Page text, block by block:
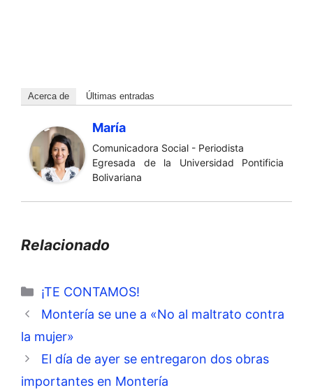
Acerca de Últimas entradas
María
Comunicadora Social - Periodista
Egresada de la Universidad Pontificia
Bolivariana
Relacionado
Categorías
¡TE CONTAMOS!
Montería se une a «No al maltrato contra
la mujer»
El día de ayer se entregaron dos obras
importantes en Montería